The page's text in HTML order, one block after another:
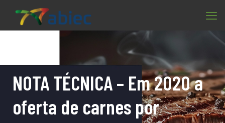
NOTA TÉCNICA – Em 2020 a
oferta de carnes por